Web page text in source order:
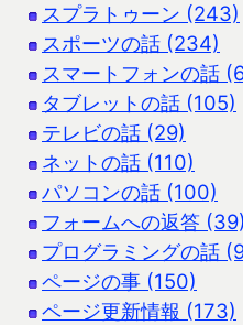
スプラトゥーン (243)
スポーツの話 (234)
スマートフォンの話
タブレットの話 (105)
テレビの話 (29)
ネットの話 (110)
パソコンの話 (100)
フォームへの返答 (39)
プログラミングの話
ページの事 (150)
ページ更新情報 (173)